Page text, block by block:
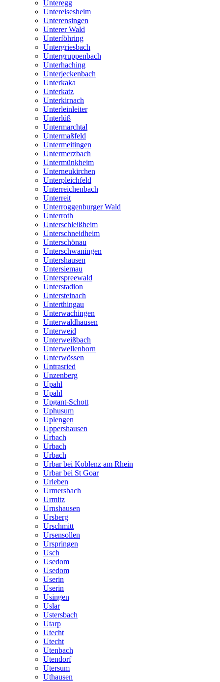
Unteregg
Untereisesheim
Unterensingen
Unterer Wald
Unterföhring
Untergriesbach
Untergruppenbach
Unterhaching
Unterjeckenbach
Unterkaka
Unterkatz
Unterkirnach
Unterleinleiter
Unterlüß
Untermarchtal
Untermaßfeld
Untermeitingen
Untermerzbach
Untermünkheim
Unterneukirchen
Unterpleichfeld
Unterreichenbach
Unterreit
Unterroggenburger Wald
Unterroth
Unterschleißheim
Unterschneidheim
Unterschönau
Unterschwaningen
Untershausen
Untersiemau
Unterspreewald
Unterstadion
Untersteinach
Unterthingau
Unterwachingen
Unterwaldhausen
Unterweid
Unterweißbach
Unterwellenborn
Unterwössen
Untrasried
Unzenberg
Upahl
Upahl
Upgant-Schott
Uphusum
Uplengen
Uppershausen
Urbach
Urbach
Urbach
Urbar bei Koblenz am Rhein
Urbar bei St Goar
Urleben
Urmersbach
Urmitz
Urnshausen
Ursberg
Urschmitt
Ursensollen
Urspringen
Usch
Usedom
Usedom
Userin
Userin
Usingen
Uslar
Ustersbach
Utarp
Utecht
Utecht
Utenbach
Utendorf
Utersum
Uthausen